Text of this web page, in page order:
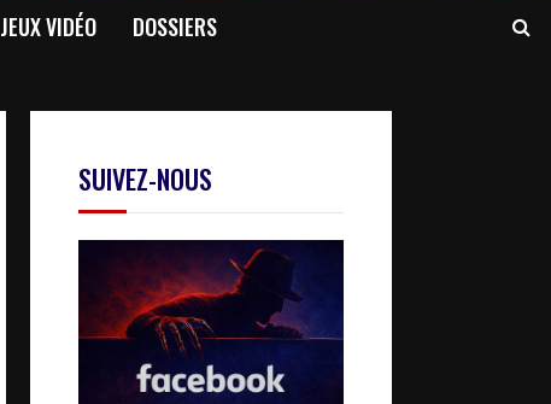
JEUX VIDÉO DOSSIERS
SUIVEZ-NOUS